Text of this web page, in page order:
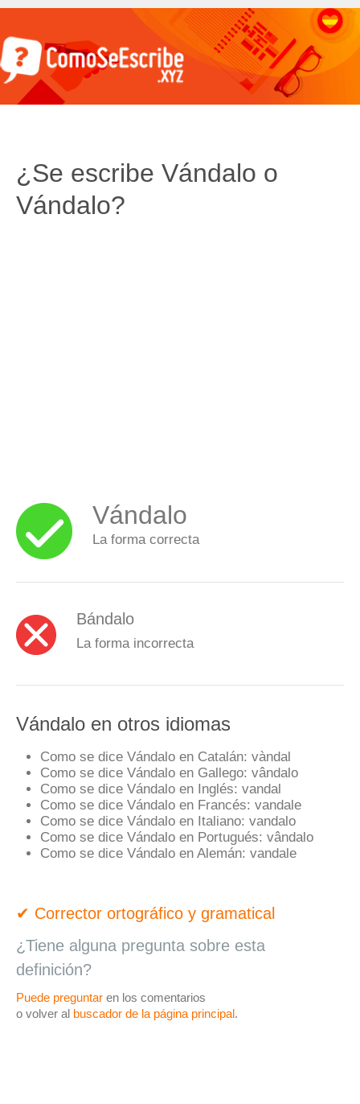
¿Se escribe Vándalo o
Vándalo?
Vándalo
La forma correcta
Bándalo
La forma incorrecta
Vándalo en otros idiomas
Como se dice Vándalo en Catalán: vàndal
Como se dice Vándalo en Gallego: vândalo
Como se dice Vándalo en Inglés: vandal
Como se dice Vándalo en Francés: vandale
Como se dice Vándalo en Italiano: vandalo
Como se dice Vándalo en Portugués: vândalo
Como se dice Vándalo en Alemán: vandale
✔ Corrector ortográfico y gramatical
¿Tiene alguna pregunta sobre esta
definición?
Puede preguntar en los comentarios
o volver al buscador de la página principal.